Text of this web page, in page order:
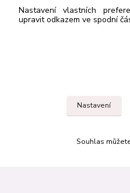
http://navrcholu.cz/Statistika/
Nastavení vlastních
upravit odkazem ve spodní
Nastavení
Souhlas